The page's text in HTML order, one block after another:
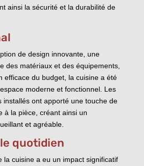
ainsi la sécurité et la durabilité de
de design innovante, une
des matériaux et des équipements,
efficace du budget, la cuisine a été
moderne et fonctionnel. Les
installés ont apporté une touche de
à la pièce, créant ainsi un
et agréable.
quotidien
la cuisine a eu un impact significatif